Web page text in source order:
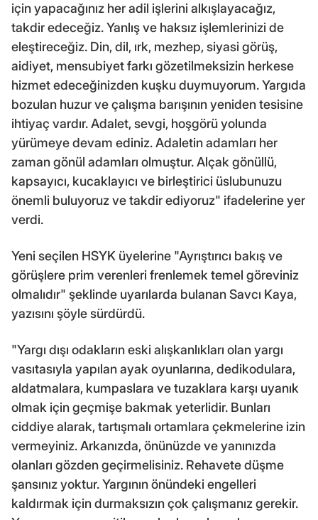
için yapacağınız her adil işlerini alkışlayacağız,
takdir edeceğiz. Yanlış ve haksız işlemlerinizi de
eleştireceğiz. Din, dil, ırk, mezhep, siyasi görüş,
aidiyet, mensubiyet farkı gözetilmeksizin herkese
hizmet edeceğinizden kuşku duymuyorum. Yargıda
bozulan huzur ve çalışma barışının yeniden tesisine
ihtiyaç vardır. Adalet, sevgi, hoşgörü yolunda
yürümeye devam ediniz. Adaletin adamları her
zaman gönül adamları olmuştur. Alçak gönüllü,
kapsayıcı, kucaklayıcı ve birleştirici üslubunuzu
önemli buluyoruz ve takdir ediyoruz" ifadelerine yer
verdi.
Yeni seçilen HSYK üyelerine "Ayrıştırıcı bakış ve
görüşlere prim verenleri frenlemek temel göreviniz
olmalıdır" şeklinde uyarılarda bulanan Savcı Kaya,
yazısını şöyle sürdürdü.
"Yargı dışı odakların eski alışkanlıkları olan yargı
vasıtasıyla yapılan ayak oyunlarına, dedikodulara,
aldatmalara, kumpaslara ve tuzaklara karşı uyanık
olmak için geçmişe bakmak yeterlidir. Bunları
ciddiye alarak, tartışmalı ortamlara çekmelerine izin
vermeyiniz. Arkanızda, önünüzde ve yanınızda
olanları gözden geçirmelisiniz. Rehavete düşme
şansınız yoktur. Yargının önündeki engelleri
kaldırmak için durmaksızın çok çalışmanız gerekir.